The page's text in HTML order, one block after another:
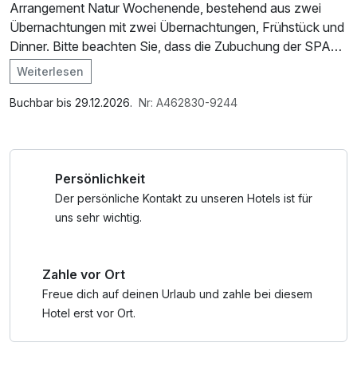
Arrangement Natur Wochenende, bestehend aus zwei
Übernachtungen mit zwei Übernachtungen, Frühstück und
Dinner. Bitte beachten Sie, dass die Zubuchung der SPA
Nutzung vor Ort nicht möglich ist. Dieses Arrangement ist
für Gäste gedacht, die wandern, in der Natur sein wollen.
Im Angebot enthalten
Parkplatz, W-LAN Nutzung / Internetnutzung
Weiterlesen
Buchbar bis 29.12.2026. Nr: A462830-9244
Persönlichkeit
Der persönliche Kontakt zu unseren Hotels ist für
uns sehr wichtig.
Zahle vor Ort
Freue dich auf deinen Urlaub und zahle bei diesem
Hotel erst vor Ort.